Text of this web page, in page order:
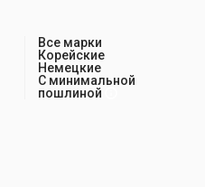
Все марки
Корейские
Немецкие
С минимальной
пошлиной